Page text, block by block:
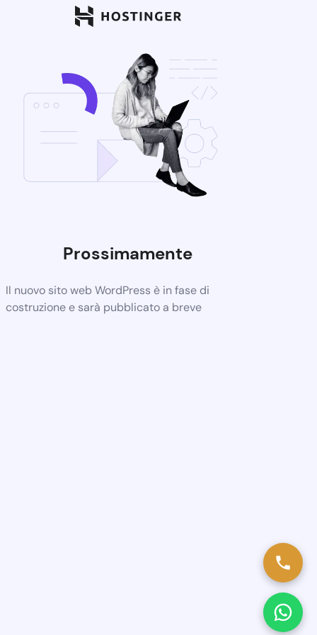
Prossimamente
Il nuovo sito web WordPress è in fase di
costruzione e sarà pubblicato a breve